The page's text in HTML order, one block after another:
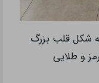
شکل قلب بزرگ
و طلایی